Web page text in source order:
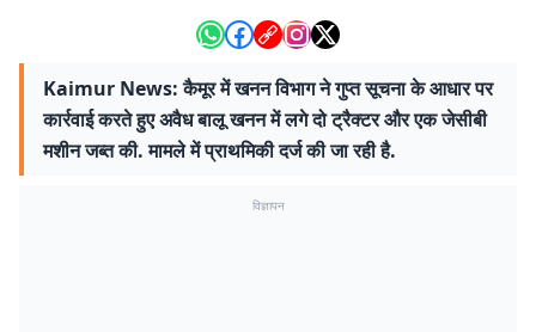
Kaimur News: कैमूर में खनन विभाग ने गुप्त सूचना के आधार पर
कार्रवाई करते हुए अवैध बालू खनन में लगे दो ट्रैक्टर और एक जेसीबी
मशीन जब्त की. मामले में प्राथमिकी दर्ज की जा रही है.
विज्ञापन